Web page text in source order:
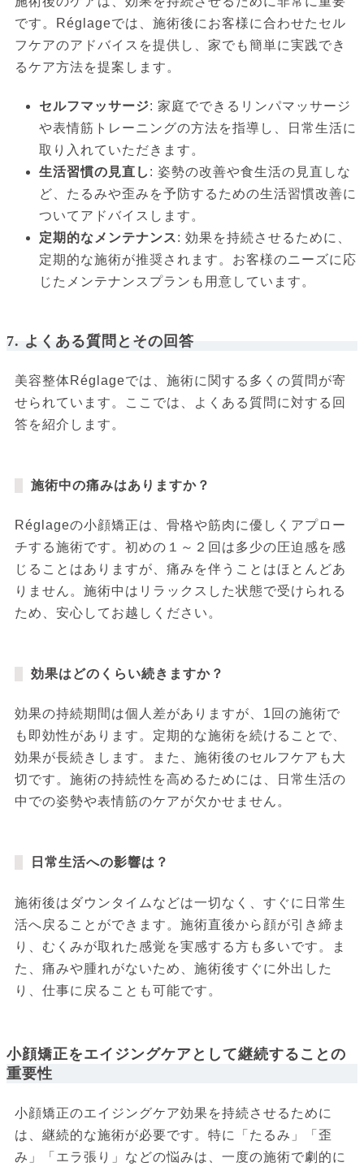
です。Réglageでは、施術後にお客様に合わせたセル
フケアのアドバイスを提供し、家でも簡単に実践でき
るケア方法を提案します。
セルフマッサージ: 家庭でできるリンパマッサージ
や表情筋トレーニングの方法を指導し、日常生活に
取り入れていただきます。
生活習慣の見直し : 姿勢の改善や食生活の見直しな
ど、たるみや歪みを予防するための生活習慣改善に
ついてアドバイスします。
定期的なメンテナンス: 効果を持続させるために、
定期的な施術が推奨されます。お客様のニーズに応
じたメンテナンスプランも用意しています。
7. よくある質問とその回答
美容整体Réglageでは、施術に関する多くの質問が寄
せられています。ここでは、よくある質問に対する回
答を紹介します。
施術中の痛みはありますか？
Réglageの小顔矯正は、骨格や筋肉に優しくアプロー
チする施術です。初めの１～２回は多少の圧迫感を感
じることはありますが、痛みを伴うことはほとんどあ
りません。施術中はリラックスした状態で受けられる
ため、安心してお越しください。
効果はどのくらい続きますか？
効果の持続期間は個人差がありますが、1回の施術で
も即効性があります。定期的な施術を続けることで、
効果が長続きします。また、施術後のセルフケアも大
切です。施術の持続性を高めるためには、日常生活の
中での姿勢や表情筋のケアが欠かせません。
日常生活への影響は？
施術後はダウンタイムなどは一切なく、すぐに日常生
活へ戻ることができます。施術直後から顔が引き締ま
り、むくみが取れた感覚を実感する方も多いです。ま
た、痛みや腫れがないため、施術後すぐに外出した
り、仕事に戻ることも可能です。
小顔矯正をエイジングケアとして継続することの
重要性
小顔矯正のエイジングケア効果を持続させるために
は、継続的な施術が必要です。特に「たるみ」「歪
み」「エラ張り」などの悩みは、一度の施術で劇的に